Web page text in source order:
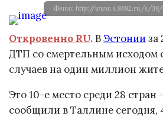
Фото: http://www.s.8692.ru/s/39/
Откровенно RU.ВЭстонии за
ДТП со смертельным исходом
случаев на один миллион
Это 10-е место среди 28 стран
сообщили в Таллине сегодня,